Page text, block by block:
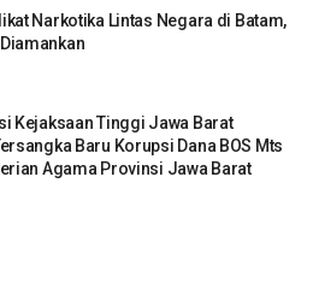
Narkotika Lintas Negara di Batam,
Kejaksaan Tinggi Jawa Barat
Baru Korupsi Dana BOS Mts
Agama Provinsi Jawa Barat